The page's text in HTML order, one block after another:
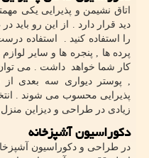
اتاق نشیمن و پذیرایی یکی
دید قرار دارد . از این رو باید
را استفاده کنید . استفاده
پرده ها , پنجره ها و سایر
کار شما خواهد داشت . می
, پوستر دیواری سه بعدی
پذیرایی محسوب می شوند .
زیادی در طراحی و دیزاین
دکوراسیون آشپزخانه
در طراحی و دکوراسیون